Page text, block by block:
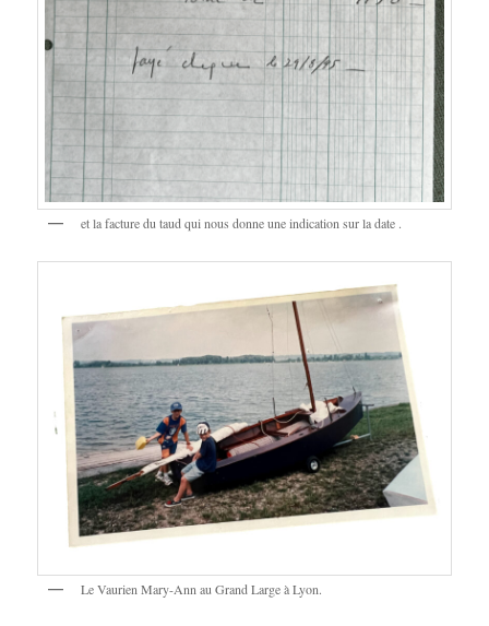
et la facture du taud qui nous donne une indication sur la date .
Le Vaurien Mary-Ann au Grand Large à Lyon.